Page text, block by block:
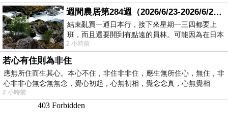
週間農居第284週（2026/6/23-2026/6/24) 夏至 金黃稻浪洋溢豐收喜悅
結束亂買一通日本行，接下來星期一三四都要上
班，而且還要開到有點遠的員林。可能因為在日本
花不少錢，星期一出門上班時，心裡沒有一
2 小時前
若心有住則為非住
應無所住而生其心。本心不住，非住非非住，應生無所住心，無住，非
心非非心無念無無念，覺心初起，心無初相，覺念念真，心無覺相
2 小時前